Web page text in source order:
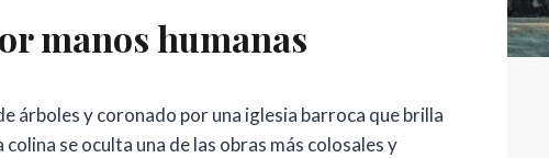
manos humanas
árboles y coronado por una iglesia barroca que brilla
se oculta una de las obras más colosales y